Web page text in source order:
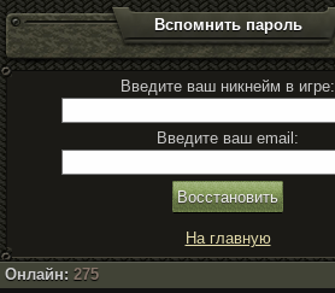
Вспомнить пароль
Введите ваш никнейм в игре:
Введите ваш email:
На главную
Онлайн: 275